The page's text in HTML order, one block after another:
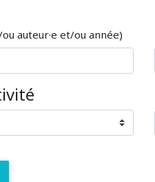
auteur·e et/ou année)